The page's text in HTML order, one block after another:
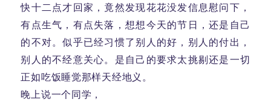
快十二点才回家，竟然发现花花没发信息慰问下，
有点生气，有点失落，想想今天的节日，还是自己
的不对。似乎已经习惯了别人的好，别人的付出，
别人的不经意关心。是自己的要求太挑剔还是一切
正如吃饭睡觉那样天经地义。
晚上说一个同学，